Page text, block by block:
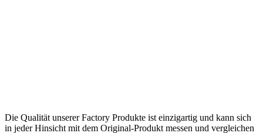
Die Qualität unserer Factory Produkte ist einzigartig und kann sich
in jeder Hinsicht mit dem Original-Produkt messen und vergleichen